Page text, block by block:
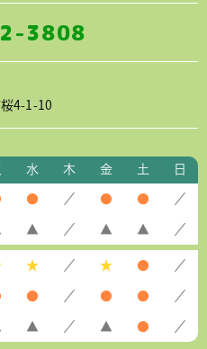
3808
4-1-10
水 木 金 土 日
● ／ ● ● ／
▲ ／ ▲ ▲ ／
★ ／ ★ ● ／
● ／ ● ● ／
▲ ／ ▲ ● ／